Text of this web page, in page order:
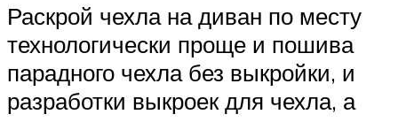
Раскрой чехла на диван по месту
технологически проще и пошива
парадного чехла без выкройки, и
разработки выкроек для чехла, а